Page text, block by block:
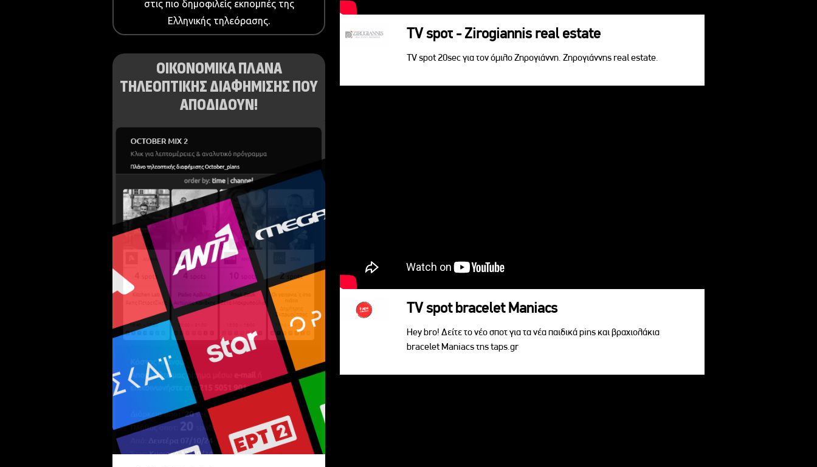
στις πιο δημοφιλείς εκπομπές της
Ελληνικής τηλεόρασης.
ΟΙΚΟΝΟΜΙΚΑ ΠΛΑΝΑ
ΤΗΛΕΟΠΤΙΚΗΣ ΔΙΑΦΗΜΙΣΗΣ ΠΟΥ
ΑΠΟΔΙΔΟΥΝ!
TV spoτ - Zirogiannis real estate
TV spot 20sec για τον όμιλο Ζηρογιάννη. Ζηρογιάννης real estate.
TV spot bracelet Maniacs
Hey bro! Δείτε το νέο σποτ για τα νέα παιδικά pins και βραχιολάκια
bracelet Maniacs της taps.gr